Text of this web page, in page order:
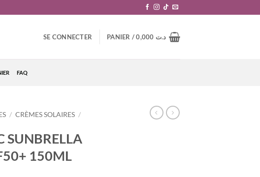
SE CONNECTER PANIER / د.ت
FAQ
/ CRÈMES SOLAIRES /
SUNBRELLA
150ML